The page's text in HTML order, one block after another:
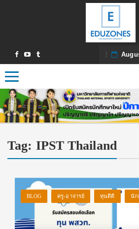
Toggle navigation
Tag: IPST Thailand
BLOG ครู-อาจารย์ ทุนดีดี นัก